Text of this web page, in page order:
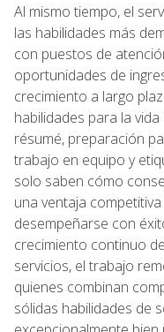
Al mismo tiempo, el
las habilidades más
con puestos de
oportunidades de
crecimiento a largo
habilidades para la
résumé, preparación
trabajo en equipo y
solo saben cómo
una ventaja
desempeñarse con
crecimiento continuo
servicios, el trabajo
quienes combinan
sólidas habilidades de